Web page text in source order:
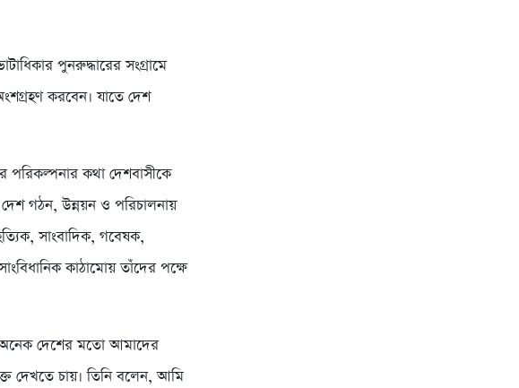
পুনরুদ্ধারের সংগ্রামে
করবেন। যাতে দেশ
পরিকল্পনার কথা দেশবাসীকে
গঠন, উন্নয়ন ও পরিচালনায়
সাংবাদিক, গবেষক,
কাঠামোয় তাঁদের পক্ষে
অনেক দেশের মতো আমাদের
দেখতে চায়। তিনি বলেন, আমি